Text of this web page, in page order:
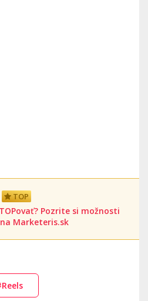
TOP
Pozrite si možnosti
Marketeris.sk